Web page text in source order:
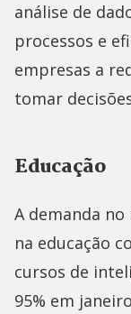
análise de
processos e
empresas a
tomar
Educação
A demanda
na educação
cursos de
95% em